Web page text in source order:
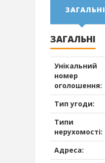
ЗАГАЛЬНІ
ЗАГАЛЬНІ
Унікальний
номер
оголошення:
Тип угоди:
Типи
нерухомості:
Адреса: